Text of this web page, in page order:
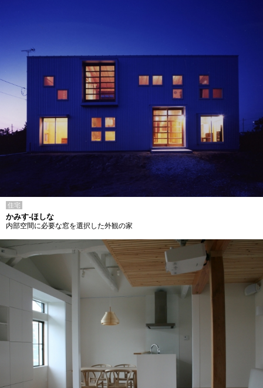
住宅
かみす-ほしな
内部空間に必要な窓を選択した外観の家